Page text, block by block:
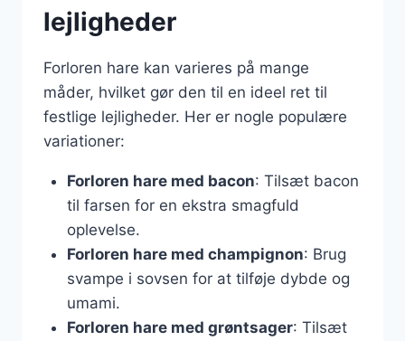
lejligheder
Forloren hare kan varieres på mange
måder, hvilket gør den til en ideel ret til
festlige lejligheder. Her er nogle populære
variationer:
Forloren hare med bacon: Tilsæt bacon
til farsen for en ekstra smagfuld
oplevelse.
Forloren hare med champignon: Brug
svampe i sovsen for at tilføje dybde og
umami.
Forloren hare med grøntsager: Tilsæt